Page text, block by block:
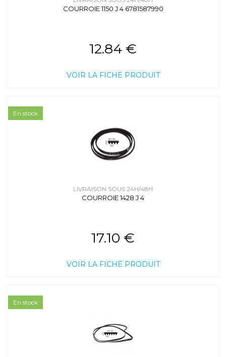
COURROIE 1150 J 4 6781587990
12.84 €
VOIR LA FICHE PRODUIT
LIVRAISON SOUS 24H/48H
COURROIE 1428 J 4
17.10 €
VOIR LA FICHE PRODUIT
En stock
En stock